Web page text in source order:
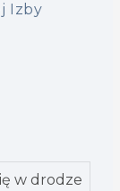
Izby
w drodze